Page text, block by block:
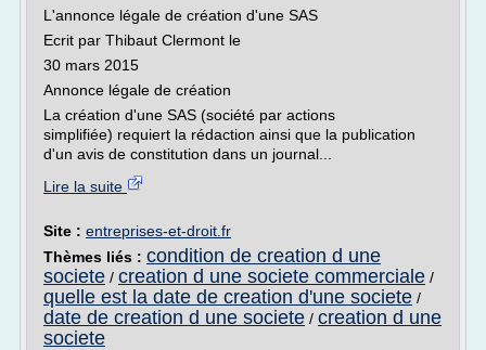
L'annonce légale de création d'une SAS
Ecrit par Thibaut Clermont le
30 mars 2015
Annonce légale de création
La création d'une SAS (société par actions
simplifiée) requiert la rédaction ainsi que la publication
d'un avis de constitution dans un journal...
Lire la suite
Site : entreprises-et-droit.fr
Thèmes liés : condition de creation d une
societe / creation d une societe commerciale /
quelle est la date de creation d'une societe /
date de creation d une societe / creation d une
societe